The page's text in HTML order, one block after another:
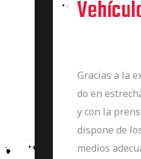
Gracias a la
do en
y con la
dispone de
medios